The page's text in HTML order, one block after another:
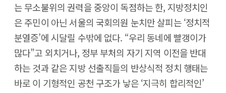
는 무소불위의 권력을 중앙이 독점하는 한, 지방정치인
은 주민이 아닌 서울의 국회의원 눈치만 살피는 ‘정치적
분열증’에 시달릴 수밖에 없다. “우리 동네에 빨갱이가
많다”고 외치거나, 정부 부처의 자기 지역 이전을 반대
하는 것과 같은 지방 선출직들의 반상식적 정치 행태는
바로 이 기형적인 공천 구조가 낳은 ‘지극히 합리적인’